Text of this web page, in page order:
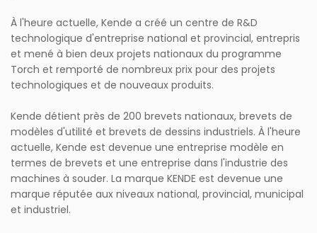
À l'heure actuelle, Kende a créé un centre de R&D
technologique d'entreprise national et provincial, entrepris
et mené à bien deux projets nationaux du programme
Torch et remporté de nombreux prix pour des projets
technologiques et de nouveaux produits.
Kende détient près de 200 brevets nationaux, brevets de
modèles d'utilité et brevets de dessins industriels. À l'heure
actuelle, Kende est devenue une entreprise modèle en
termes de brevets et une entreprise dans l'industrie des
machines à souder. La marque KENDE est devenue une
marque réputée aux niveaux national, provincial, municipal
et industriel.